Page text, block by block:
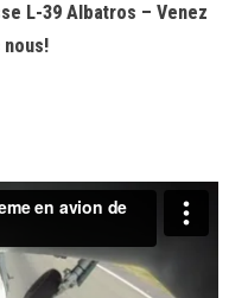
L-39 Albatros – Venez